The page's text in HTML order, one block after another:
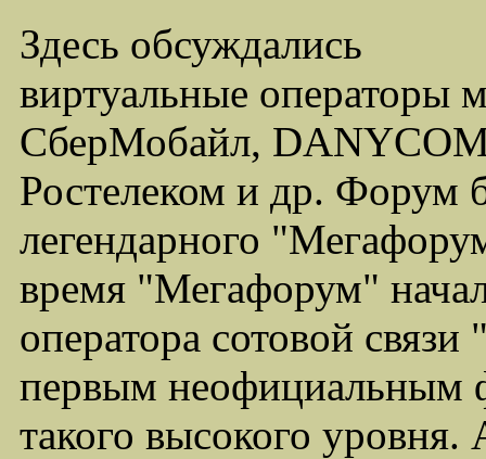
Здесь обсуждались
виртуальные операторы
СберМобайл,
Ростелеком и др. Форум
легендарного
время "Мегафорум"
оператора сотовой
первым неофициальным
такого высокого